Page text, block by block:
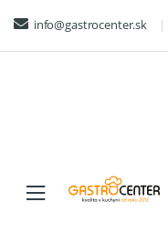
navigation
content
info@gastrocenter.sk